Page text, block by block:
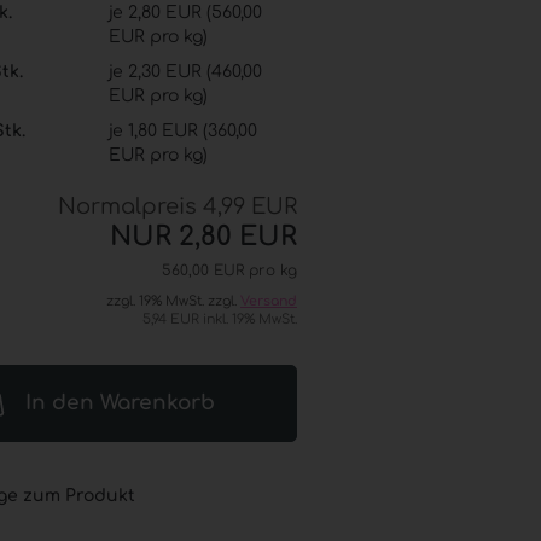
(GOJO®) anzeigen
/ GOJO® elektronische
/ GOJO® Sets
/ GOJO® Zubehör
je 2,80 EUR (560,00
EUR pro kg)
je 2,30 EUR (460,00
EUR pro kg)
je 1,80 EUR (360,00
EUR pro kg)
Normalpreis 4,99 EUR
NUR 2,80 EUR
560,00 EUR pro kg
zzgl. 19% MwSt. zzgl. Versand
5,94 EUR inkl. 19% MwSt.
In den Warenkorb
zum Produkt